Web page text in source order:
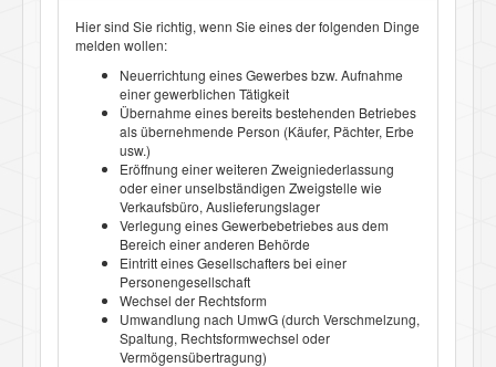
Hier sind Sie richtig, wenn Sie eines der folgenden Dinge
melden wollen:
Neuerrichtung eines Gewerbes bzw. Aufnahme
einer gewerblichen Tätigkeit
Übernahme eines bereits bestehenden Betriebes
als übernehmende Person (Käufer, Pächter, Erbe
usw.)
Eröffnung einer weiteren Zweigniederlassung
oder einer unselbständigen Zweigstelle wie
Verkaufsbüro, Auslieferungslager
Verlegung eines Gewerbebetriebes aus dem
Bereich einer anderen Behörde
Eintritt eines Gesellschafters bei einer
Personengesellschaft
Wechsel der Rechtsform
Umwandlung nach UmwG (durch Verschmelzung,
Spaltung, Rechtsformwechsel oder
Vermögensübertragung)